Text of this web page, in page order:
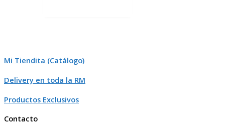
Mi Tiendita (Catálogo)
Delivery en toda la RM
Productos Exclusivos
Contacto